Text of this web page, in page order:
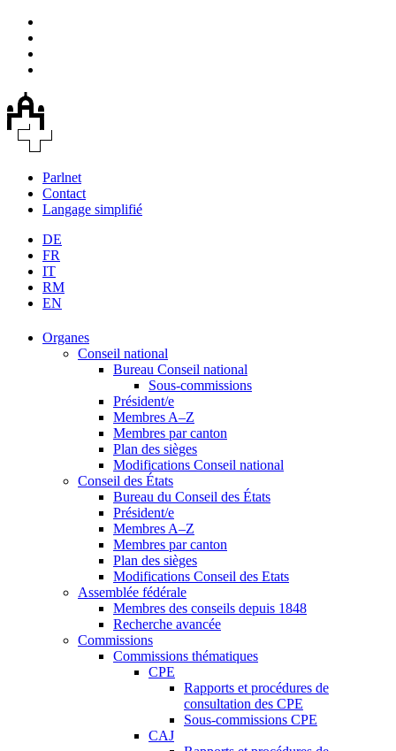
Parlnet
Contact
Langage simplifié
DE
FR
IT
RM
EN
Organes
Conseil national
Bureau Conseil national
Sous-commissions
Président/e
Membres A–Z
Membres par canton
Plan des sièges
Modifications Conseil national
Conseil des États
Bureau du Conseil des États
Président/e
Membres A–Z
Membres par canton
Plan des sièges
Modifications Conseil des Etats
Assemblée fédérale
Membres des conseils depuis 1848
Recherche avancée
Commissions
Commissions thématiques
CPE
Rapports et procédures de
consultation des CPE
Sous-commissions CPE
CAJ